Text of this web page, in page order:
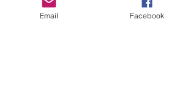
Ajouter au panier
Email Facebook